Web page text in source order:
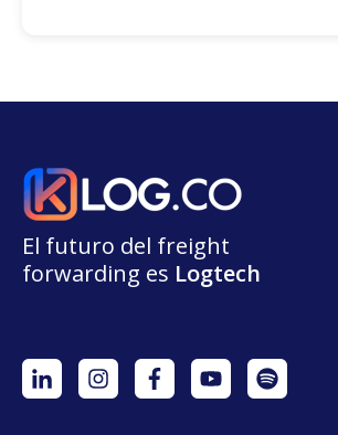
El futuro del freight
forwarding es Logtech